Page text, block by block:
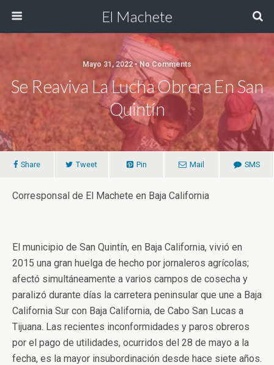
El Machete
Mayo 31, 2022 • No Comments
Se Reaviva La Lucha Obrera En San
Quintín
Share Tweet Pin Mail SMS
Corresponsal de El Machete en Baja California
El municipio de San Quintín, en Baja California, vivió en
2015 una gran huelga de hecho por jornaleros agrícolas;
afectó simultáneamente a varios campos de cosecha y
paralizó durante días la carretera peninsular que une a Baja
California Sur con Baja California, de Cabo San Lucas a
Tijuana. Las recientes inconformidades y paros obreros
por el pago de utilidades, ocurridos del 28 de mayo a la
fecha, es la mayor insubordinación desde hace siete años.